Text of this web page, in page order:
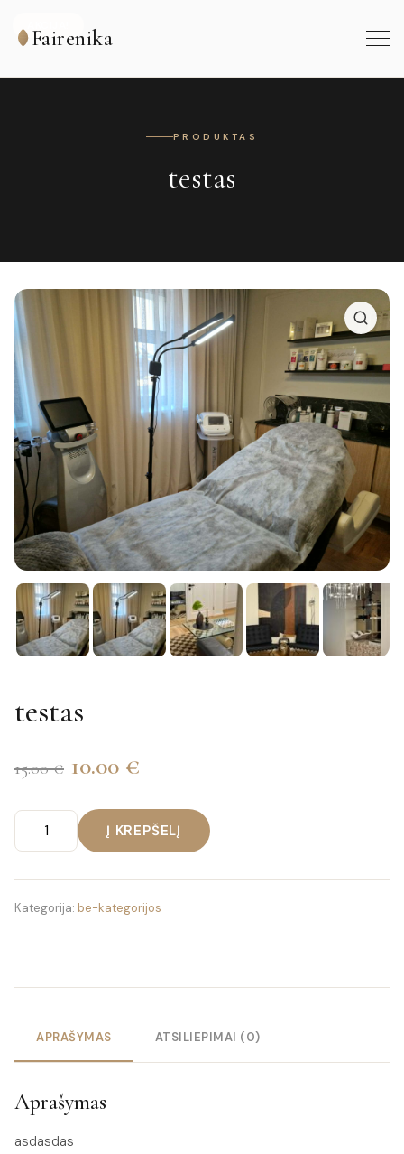
Fairenika
PRODUKTAS
testas
testas
15.00€ Original
price
was:
10.00 €
price
is:
produkto
Į KREPŠELĮ
Kategorija: be-kategorijos
APRAŠYMAS ATSILIEPIMAI (0)
Aprašymas
asdasdas